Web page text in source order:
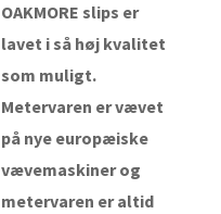
OAKMORE slips er
lavet i så høj kvalitet
som muligt.
Metervaren er vævet
på nye europæiske
vævemaskiner og
metervaren er altid